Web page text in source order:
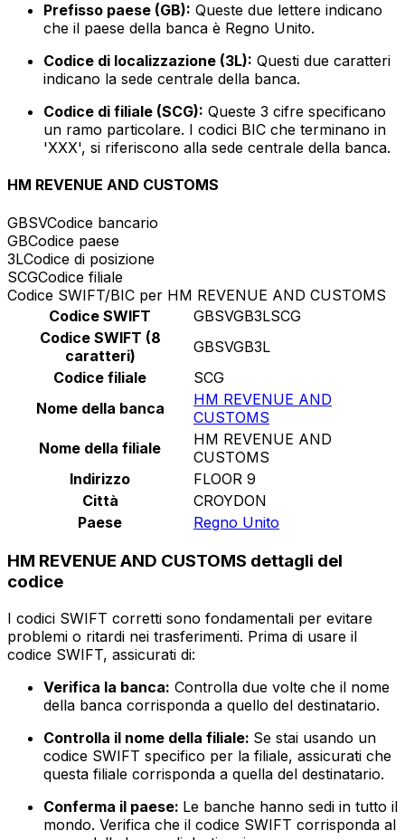
Prefisso paese (GB): Queste due lettere indicano
che il paese della banca è Regno Unito.
Codice di localizzazione (3L): Questi due caratteri
indicano la sede centrale della banca.
Codice di filiale (SCG): Queste 3 cifre specificano
un ramo particolare. I codici BIC che terminano in
'XXX', si riferiscono alla sede centrale della banca.
HM REVENUE AND CUSTOMS
GBSVCodice bancario
GBCodice paese
3LCodice di posizione
SCGCodice filiale
Codice SWIFT/BIC per HM REVENUE AND CUSTOMS
Codice SWIFT
GBSVGB3LSCG
Codice SWIFT (8
caratteri)
GBSVGB3L
Codice filiale
SCG
Nome della banca
HM REVENUE AND
CUSTOMS
Nome della filiale
HM REVENUE AND
CUSTOMS
Indirizzo
FLOOR 9
Città
CROYDON
Paese
Regno Unito
HM REVENUE AND CUSTOMS dettagli del
codice
I codici SWIFT corretti sono fondamentali per evitare
problemi o ritardi nei trasferimenti. Prima di usare il
codice SWIFT, assicurati di:
Verifica la banca: Controlla due volte che il nome
della banca corrisponda a quello del destinatario.
Controlla il nome della filiale: Se stai usando un
codice SWIFT specifico per la filiale, assicurati che
questa filiale corrisponda a quella del destinatario.
Conferma il paese: Le banche hanno sedi in tutto il
mondo. Verifica che il codice SWIFT corrisponda al